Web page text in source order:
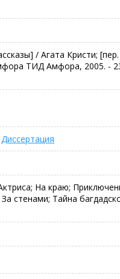
/ Агата Кристи;
ТИД Амфора, 2005. -
Диссертация
На краю;
стенами; Тайна